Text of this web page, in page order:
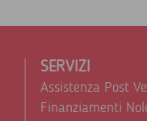
SERVIZI
Assistenza Post
Finanziamenti